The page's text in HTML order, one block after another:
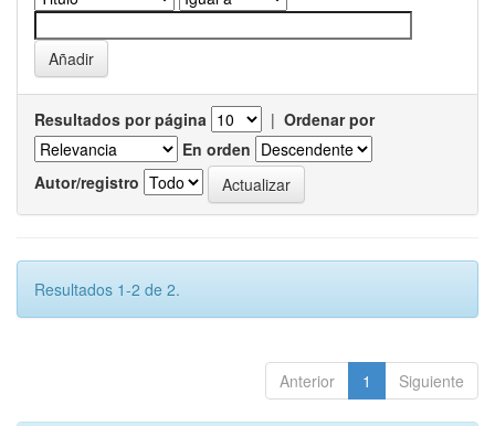
Resultados por página | Ordenar por
En orden
Autor/registro
Resultados 1-2 de 2.
Anterior 1 Siguiente